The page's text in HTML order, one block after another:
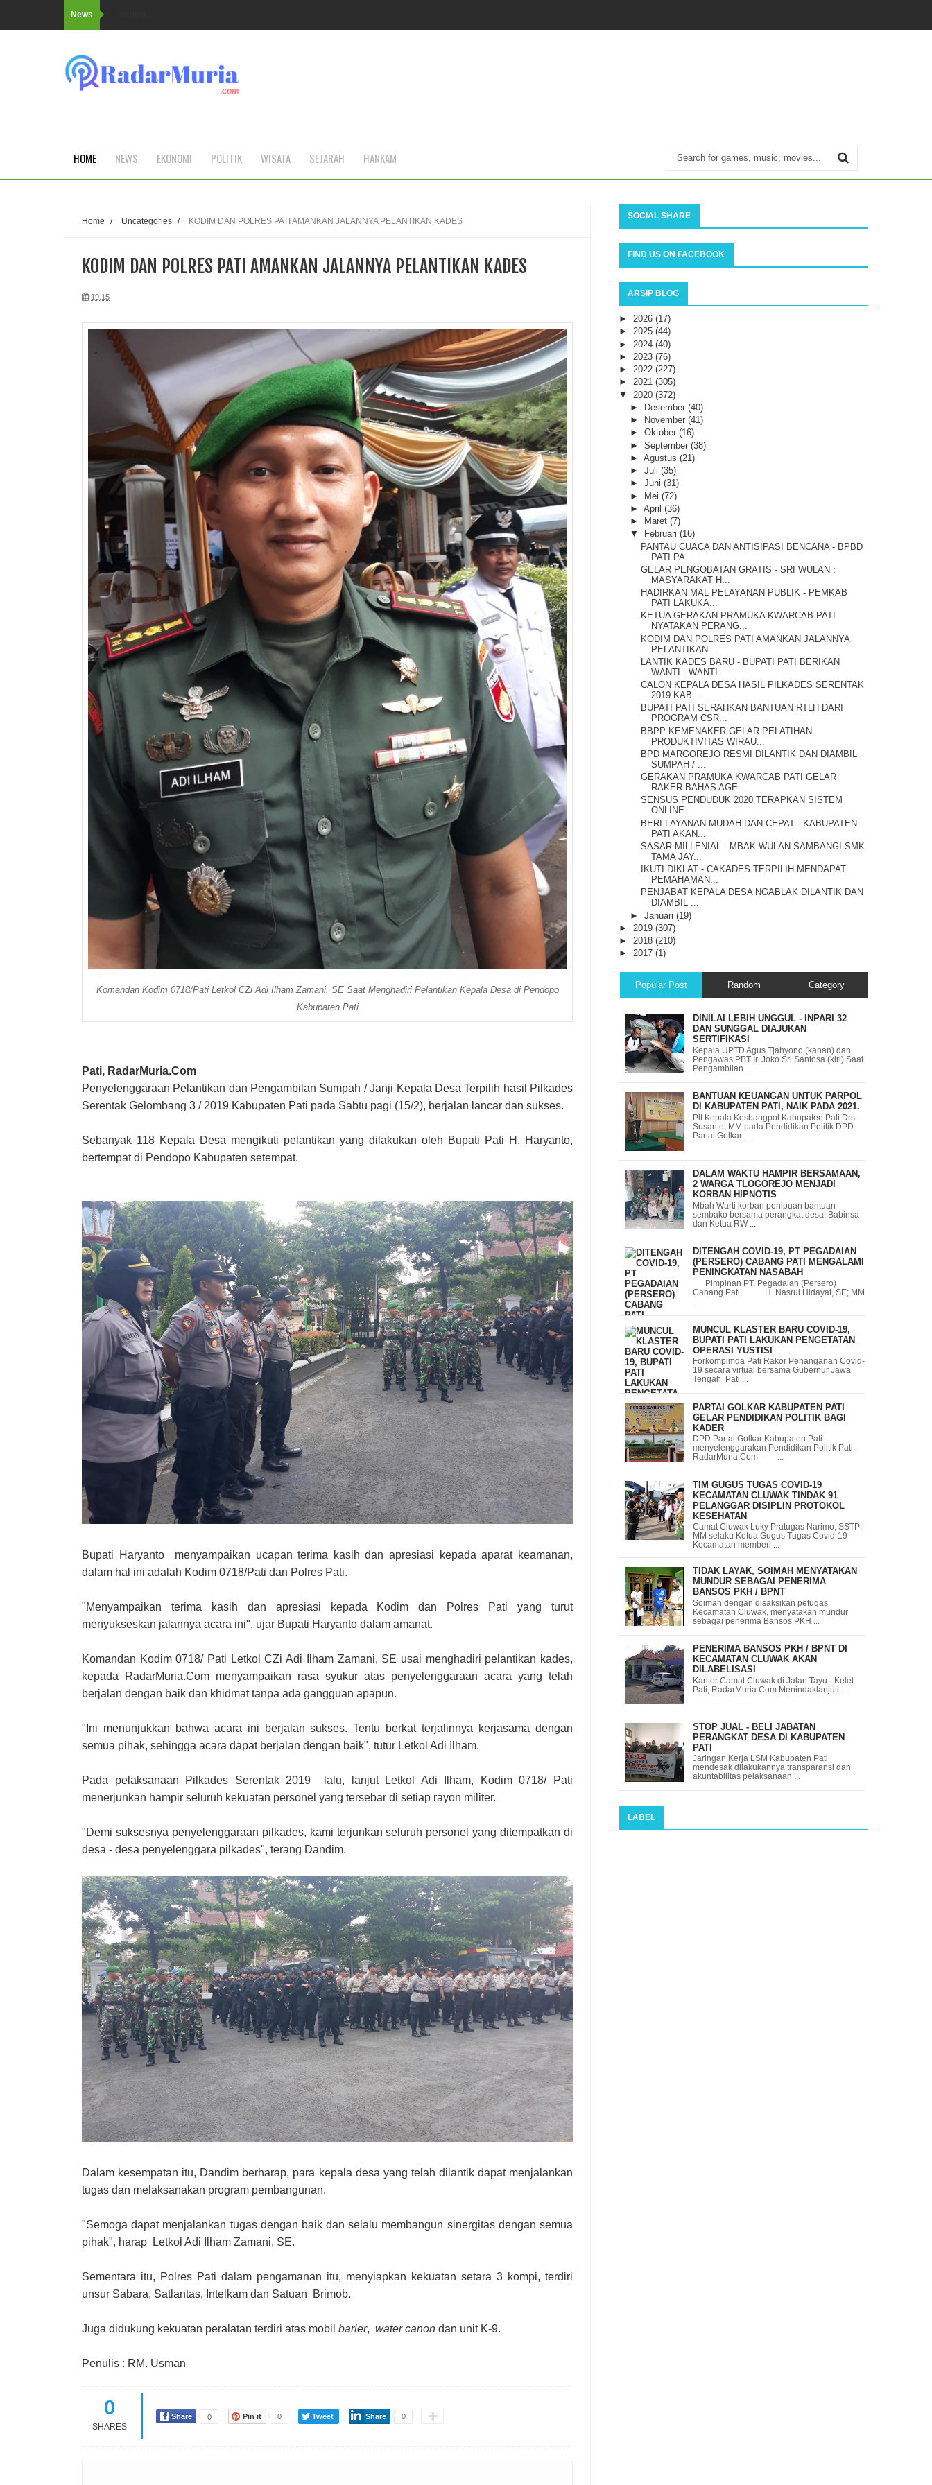
News
HOME NEWS EKONOMI POLITIK WISATA SEJARAH HANKAM
Home / Uncategories / KODIM DAN POLRES PATI AMANKAN JALANNYA PELANTIKAN KADES
KODIM DAN POLRES PATI AMANKAN JALANNYA PELANTIKAN KADES
19.15
Komandan Kodim 0718/Pati Letkol CZi Adi Ilham Zamani, SE Saat Menghadiri Pelantikan Kepala Desa di Pendopo
Kabupaten Pati
Pati, RadarMuria.Com
Penyelenggaraan Pelantikan dan Pengambilan Sumpah / Janji Kepala Desa Terpilih hasil Pilkades
Serentak Gelombang 3 / 2019 Kabupaten Pati pada Sabtu pagi (15/2), berjalan lancar dan sukses.
Sebanyak 118 Kepala Desa mengikuti pelantikan yang dilakukan oleh Bupati Pati H. Haryanto,
bertempat di Pendopo Kabupaten setempat.
Bupati Haryanto menyampaikan ucapan terima kasih dan apresiasi kepada aparat keamanan,
dalam hal ini adalah Kodim 0718/Pati dan Polres Pati.
"Menyampaikan terima kasih dan apresiasi kepada Kodim dan Polres Pati yang turut
menyukseskan jalannya acara ini", ujar Bupati Haryanto dalam amanat.
Komandan Kodim 0718/ Pati Letkol CZi Adi Ilham Zamani, SE usai menghadiri pelantikan kades,
kepada RadarMuria.Com menyampaikan rasa syukur atas penyelenggaraan acara yang telah
berjalan dengan baik dan khidmat tanpa ada gangguan apapun.
"Ini menunjukkan bahwa acara ini berjalan sukses. Tentu berkat terjalinnya kerjasama dengan
semua pihak, sehingga acara dapat berjalan dengan baik", tutur Letkol Adi Ilham.
Pada pelaksanaan Pilkades Serentak 2019 lalu, lanjut Letkol Adi Ilham, Kodim 0718/ Pati
menerjunkan hampir seluruh kekuatan personel yang tersebar di setiap rayon militer.
"Demi suksesnya penyelenggaraan pilkades, kami terjunkan seluruh personel yang ditempatkan di
desa - desa penyelenggara pilkades", terang Dandim.
Dalam kesempatan itu, Dandim berharap, para kepala desa yang telah dilantik dapat menjalankan
tugas dan melaksanakan program pembangunan.
"Semoga dapat menjalankan tugas dengan baik dan selalu membangun sinergitas dengan semua
pihak", harap Letkol Adi Ilham Zamani, SE.
Sementara itu, Polres Pati dalam pengamanan itu, menyiapkan kekuatan setara 3 kompi, terdiri
unsur Sabara, Satlantas, Intelkam dan Satuan Brimob.
Juga didukung kekuatan peralatan terdiri atas mobil barier, water canon dan unit K-9.
Penulis : RM. Usman
0
SHARES
Share 0 Pin it 0 Tweet Share 0
SOCIAL SHARE
FIND US ON FACEBOOK
ARSIP BLOG
► 2026 (17)
► 2025 (44)
► 2024 (40)
► 2023 (76)
► 2022 (227)
► 2021 (305)
▼ 2020 (372)
►
Desember (40)
►
November (41)
► Oktober (16)
► September (38)
► Agustus (21)
► Juli (35)
► Juni (31)
► Mei (72)
► April (36)
►
Maret (7)
▼
Februari (16)
PANTAU CUACA DAN ANTISIPASI BENCANA - BPBD
PATI PA...
GELAR PENGOBATAN GRATIS - SRI WULAN :
MASYARAKAT H...
HADIRKAN MAL PELAYANAN PUBLIK - PEMKAB
PATI LAKUKA...
KETUA GERAKAN PRAMUKA KWARCAB PATI
NYATAKAN PERANG...
KODIM DAN POLRES PATI AMANKAN JALANNYA
PELANTIKAN ...
LANTIK KADES BARU - BUPATI PATI BERIKAN
WANTI - WANTI
CALON KEPALA DESA HASIL PILKADES SERENTAK
2019 KAB...
BUPATI PATI SERAHKAN BANTUAN RTLH DARI
PROGRAM CSR...
BBPP KEMENAKER GELAR PELATIHAN
PRODUKTIVITAS WIRAU...
BPD MARGOREJO RESMI DILANTIK DAN DIAMBIL
SUMPAH / ...
GERAKAN PRAMUKA KWARCAB PATI GELAR
RAKER BAHAS AGE...
SENSUS PENDUDUK 2020 TERAPKAN SISTEM
ONLINE
BERI LAYANAN MUDAH DAN CEPAT - KABUPATEN
PATI AKAN...
SASAR MILLENIAL - MBAK WULAN SAMBANGI SMK
TAMA JAY...
IKUTI DIKLAT - CAKADES TERPILIH MENDAPAT
PEMAHAMAN...
PENJABAT KEPALA DESA NGABLAK DILANTIK DAN
DIAMBIL ...
► Januari (19)
► 2019 (307)
► 2018 (210)
► 2017 (1)
Popular Post Random Category
DINILAI LEBIH UNGGUL - INPARI 32
DAN SUNGGAL DIAJUKAN
SERTIFIKASI
Kepala UPTD Agus Tjahyono (kanan) dan
Pengawas PBT Ir. Joko Sri Santosa (kiri) Saat
Pengambilan ...
BANTUAN KEUANGAN UNTUK PARPOL
DI KABUPATEN PATI, NAIK PADA 2021.
Plt Kepala Kesbangpol Kabupaten Pati Drs.
Susanto, MM pada Pendidikan Politik DPD
Partai Golkar ...
DALAM WAKTU HAMPIR BERSAMAAN,
2 WARGA TLOGOREJO MENJADI
KORBAN HIPNOTIS
Mbah Warti korban penipuan bantuan
sembako bersama perangkat desa, Babinsa
dan Ketua RW ...
DITENGAH COVID-19, PT PEGADAIAN
(PERSERO) CABANG PATI MENGALAMI
PENINGKATAN NASABAH
Pimpinan PT. Pegadaian (Persero)
Cabang Pati, H. Nasrul Hidayat, SE; MM
MUNCUL KLASTER BARU COVID-19,
BUPATI PATI LAKUKAN PENGETATAN
OPERASI YUSTISI
Forkompimda Pati Rakor Penanganan Covid-
19 secara virtual bersama Gubernur Jawa
Tengah Pati ...
PARTAI GOLKAR KABUPATEN PATI
GELAR PENDIDIKAN POLITIK BAGI
KADER
DPD Partai Golkar Kabupaten Pati
menyelenggarakan Pendidikan Politik Pati,
RadarMuria.Com- ...
TIM GUGUS TUGAS COVID-19
KECAMATAN CLUWAK TINDAK 91
PELANGGAR DISIPLIN PROTOKOL
KESEHATAN
Camat Cluwak Luky Pratugas Narimo, SSTP;
MM selaku Ketua Gugus Tugas Covid-19
Kecamatan memberi ...
TIDAK LAYAK, SOIMAH MENYATAKAN
MUNDUR SEBAGAI PENERIMA
BANSOS PKH / BPNT
Soimah dengan disaksikan petugas
Kecamatan Cluwak, menyatakan mundur
sebagai penerima Bansos PKH ...
PENERIMA BANSOS PKH / BPNT DI
KECAMATAN CLUWAK AKAN
DILABELISASI
Kantor Camat Cluwak di Jalan Tayu - Kelet
Pati, RadarMuria.Com Menindaklanjuti ...
STOP JUAL - BELI JABATAN
PERANGKAT DESA DI KABUPATEN
PATI
Jaringan Kerja LSM Kabupaten Pati
mendesak dilakukannya transparansi dan
akuntabilitas pelaksanaan ...
LABEL